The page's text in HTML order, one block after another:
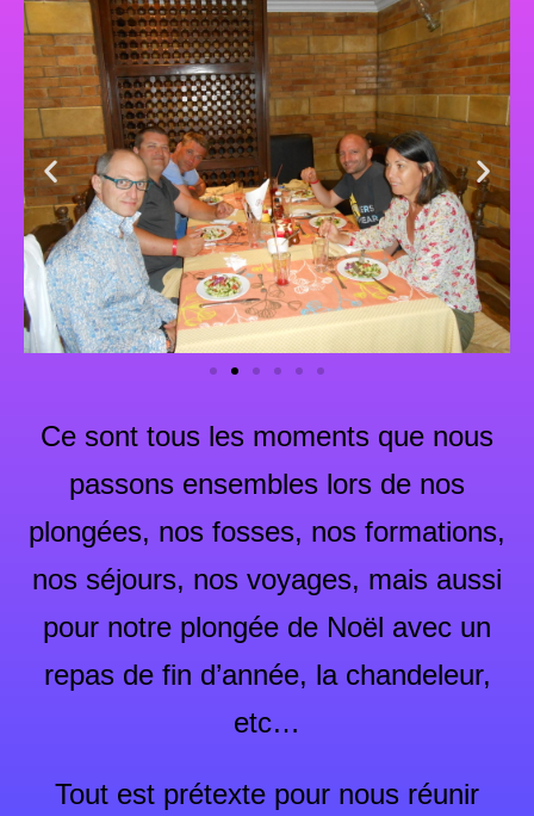
Ce sont tous les moments que nous
passons ensembles lors de nos
plongées, nos fosses, nos formations,
nos séjours, nos voyages, mais aussi
pour notre plongée de Noël avec un
repas de fin d’année, la chandeleur,
etc…
Tout est prétexte pour nous réunir